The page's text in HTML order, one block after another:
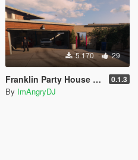
5 170 29
Franklin Party House [YMAP / FiveM] 0.1.3
By ImAngryDJ